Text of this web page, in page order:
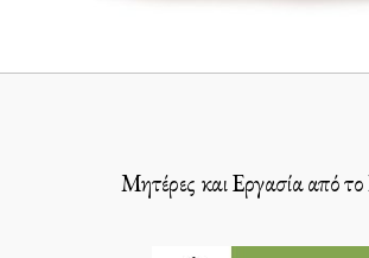
Μητέρες και Εργασία από το